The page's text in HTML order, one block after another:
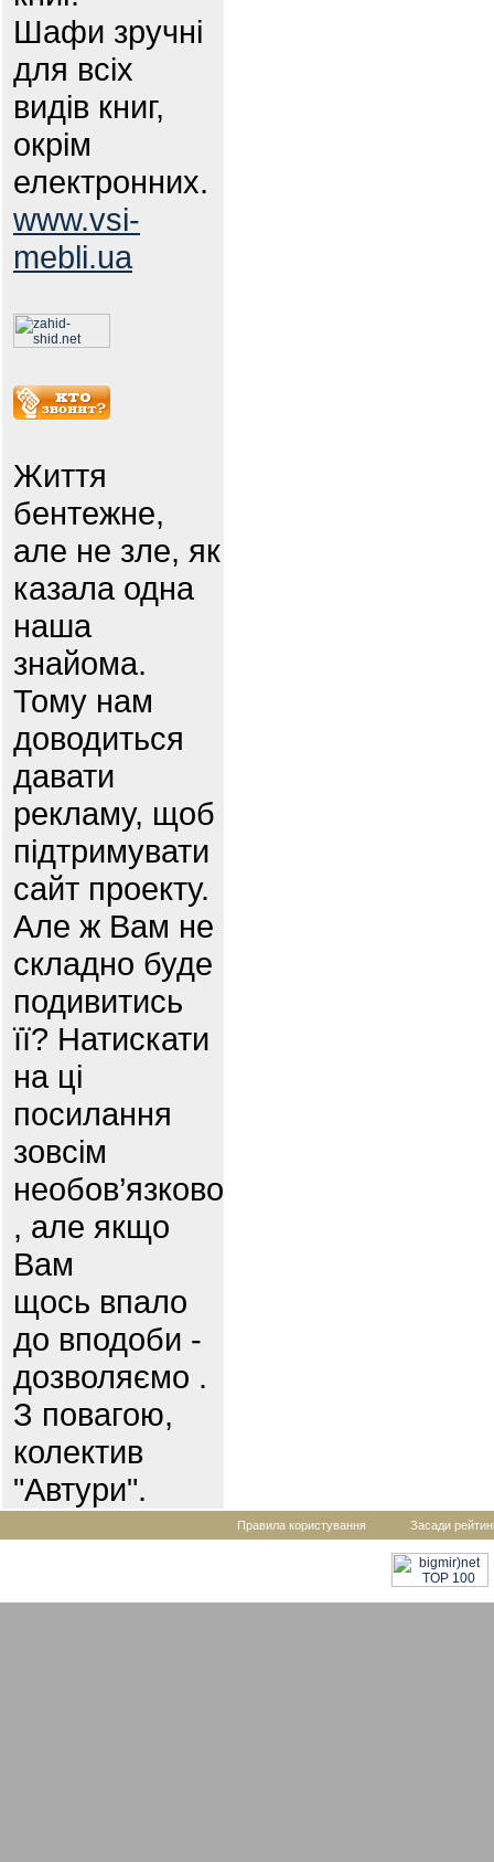
Шафи зручні
для всіх
видів книг,
окрім
електронних.
www.vsi-
mebli.ua
Життя
бентежне,
але не зле, як
казала одна
наша
знайома.
Тому нам
доводиться
давати
рекламу, щоб
підтримувати
сайт проекту.
Але ж Вам не
складно буде
подивитись
її? Натискати
на ці
посилання
зовсім
необов’язково
, але якщо
Вам
щось впало
до вподоби -
дозволяємо .
З повагою,
колектив
"Автури".
Правила користування Засади